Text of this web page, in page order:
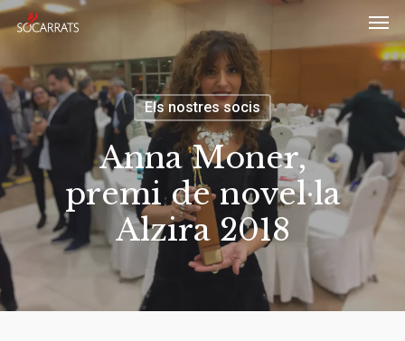
Skip
main
content
Els nostres socis
Anna Moner,
premi de novel·la
Alzira 2018